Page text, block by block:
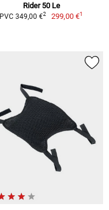
Rider 50 Le
PVC 349,00 €2 299,00 €1